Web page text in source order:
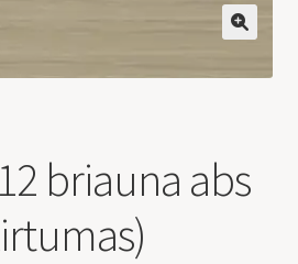
briauna abs